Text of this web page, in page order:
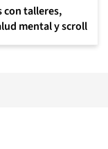
con talleres,
mental y scroll